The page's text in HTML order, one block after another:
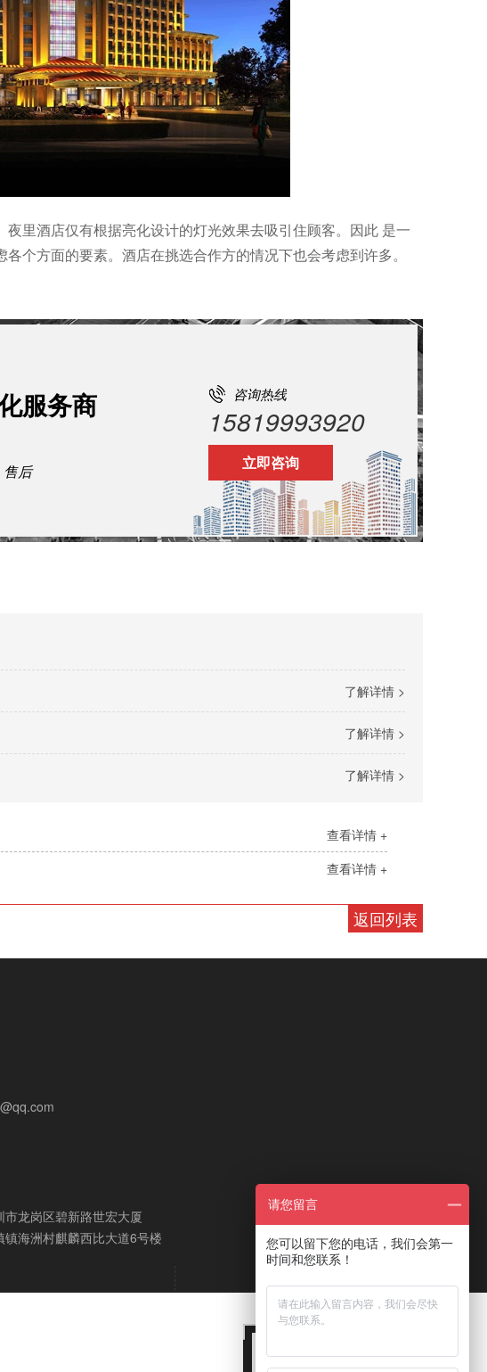
里酒店仅有根据亮化设计的灯光效果去吸引住顾客。因此 是一
个方面的要素。酒店在挑选合作方的情况下也会考虑到许多。
服务商 咨询热线
15819993920
立即咨询
售后
了解详情 >
了解详情 >
了解详情 >
查看详情 +
查看详情 +
返回列表
龙岗区碧新路世宏大厦
海洲村麒麟西比大道6号楼
请您留言
您可以留下您的电话，我们会第一
时间和您联系！